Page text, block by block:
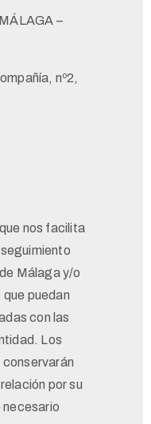
–
nº2,
nos facilita
Málaga y/o
puedan
con las
Los
por su
necesario